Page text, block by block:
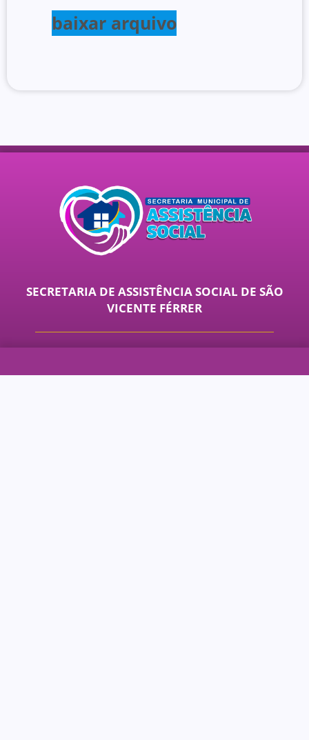
baixar arquivo
SECRETARIA DE ASSISTÊNCIA SOCIAL DE SÃO
VICENTE FÉRRER